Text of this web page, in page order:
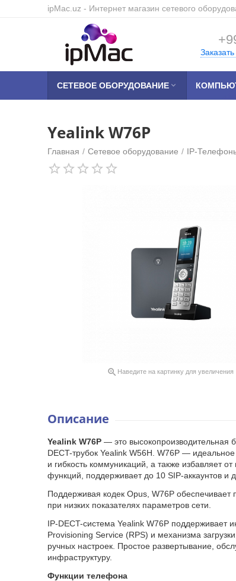
ipMac.uz - Интернет магазин сетевого
СЕТЕВОЕ ОБОРУДОВАНИЕ 
Yealink W76P
Главная / Сетевое оборудование / IP-
 Наведите на картинку для увеличения
Описание
Yealink W76P — это высокопроизводительная
DECT-трубок Yealink W56H. W76P —
и гибкость коммуникаций, а также избавляет
функций, поддерживает до 10 SIP-аккаунтов и
Поддерживая кодек Opus, W76P обеспечивает
при низких показателях параметров сети.
IP-DECT-система Yealink W76P
Provisioning Service (RPS) и механизма
ручных настроек. Простое развертывание,
инфраструктуру.
Функции телефона